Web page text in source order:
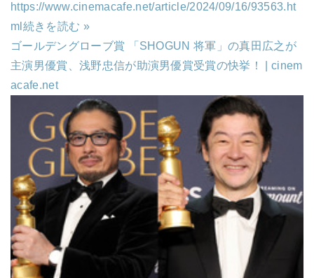
https://www.cinemacafe.net/article/2024/09/16/93563.ht
ml 続きを読む »
ゴールデングローブ賞 「SHOGUN 将軍」の真田広之が
主演男優賞、浅野忠信が助演男優賞受賞の快挙！ | cinem
acafe.net